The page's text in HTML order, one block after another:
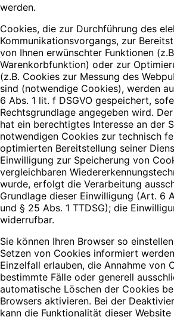
werden.
Cookies, die zur Durchführung des
Kommunikationsvorgangs, zur
von Ihnen erwünschter Funktionen
Warenkorbfunktion) oder zur
(z.B. Cookies zur Messung des
sind (notwendige Cookies), werden
6 Abs. 1 lit. f DSGVO gespeichert,
Rechtsgrundlage angegeben wird.
hat ein berechtigtes Interesse an der
notwendigen Cookies zur technisch
optimierten Bereitstellung seiner
Einwilligung zur Speicherung von
vergleichbaren
wurde, erfolgt die Verarbeitung
Grundlage dieser Einwilligung (Art. 6
und § 25 Abs. 1 TTDSG); die
widerrufbar.
Sie können Ihren Browser so
Setzen von Cookies informiert
Einzelfall erlauben, die Annahme von
bestimmte Fälle oder generell
automatische Löschen der Cookies
Browsers aktivieren. Bei der
kann die Funktionalität dieser